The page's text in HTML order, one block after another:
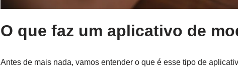
O que faz um aplicativo de
Antes de mais nada, vamos entender o que é esse tipo de